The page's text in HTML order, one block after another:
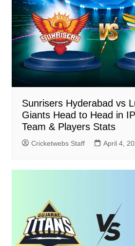
Sunrisers Hyderabad vs
Giants Head to Head in
Team & Players Stats
Cricketwebs Staff April 4,